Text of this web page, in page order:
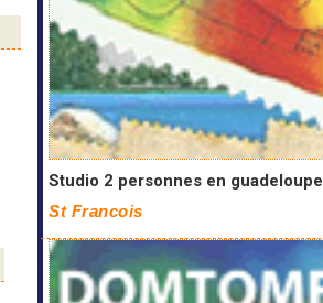
Studio 2 personnes en guadeloupe
St Francois